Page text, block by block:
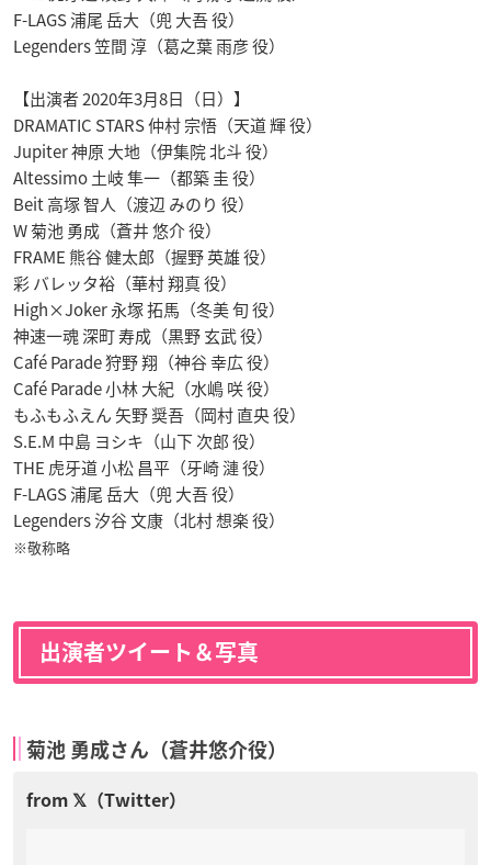
F-LAGS 浦尾 岳大（兜 大吾 役）
Legenders 笠間 淳（葛之葉 雨彦 役）
【出演者 2020年3月8日（日）】
DRAMATIC STARS 仲村 宗悟（天道 輝 役）
Jupiter 神原 大地（伊集院 北斗 役）
Altessimo 土岐 隼一（都築 圭 役）
Beit 高塚 智人（渡辺 みのり 役）
W 菊池 勇成（蒼井 悠介 役）
FRAME 熊谷 健太郎（握野 英雄 役）
彩 バレッタ裕（華村 翔真 役）
High×Joker 永塚 拓馬（冬美 旬 役）
神速一魂 深町 寿成（黒野 玄武 役）
Café Parade 狩野 翔（神谷 幸広 役）
Café Parade 小林 大紀（水嶋 咲 役）
もふもふえん 矢野 奨吾（岡村 直央 役）
S.E.M 中島 ヨシキ（山下 次郎 役）
THE 虎牙道 小松 昌平（牙崎 漣 役）
F-LAGS 浦尾 岳大（兜 大吾 役）
Legenders 汐谷 文康（北村 想楽 役）
※敬称略
出演者ツイート＆写真
菊池 勇成さん（蒼井悠介役）